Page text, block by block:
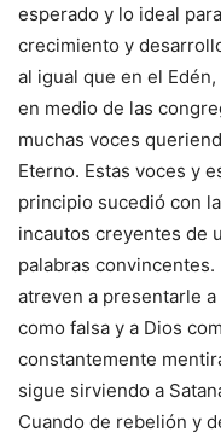
esperado y lo ideal
crecimiento y
al igual que en el
en medio de las
muchas voces
Eterno. Estas voces y
principio sucedió con
incautos creyentes de
palabras
atreven a presentarle
como falsa y a Dios
constantemente
sigue sirviendo a
Cuando de rebelión y